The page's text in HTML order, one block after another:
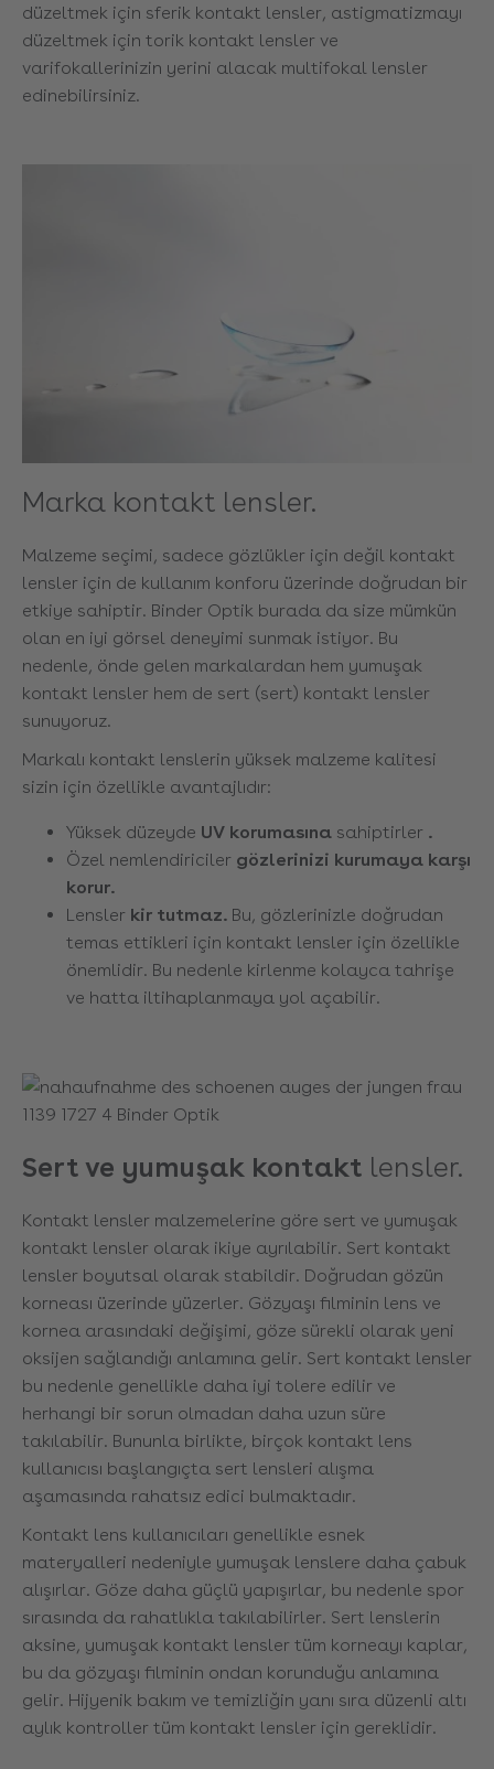
düzeltmek için sferik kontakt lensler, astigmatizmayı
düzeltmek için torik kontakt lensler ve
varifokallerinizin yerini alacak multifokal lensler
edinebilirsiniz.
Marka kontakt lensler.
Malzeme seçimi, sadece gözlükler için değil kontakt
lensler için de kullanım konforu üzerinde doğrudan bir
etkiye sahiptir. Binder Optik burada da size mümkün
olan en iyi görsel deneyimi sunmak istiyor. Bu
nedenle, önde gelen markalardan hem yumuşak
kontakt lensler hem de sert (sert) kontakt lensler
sunuyoruz.
Markalı kontakt lenslerin yüksek malzeme kalitesi
sizin için özellikle avantajlıdır:
Yüksek düzeyde UV korumasına sahiptirler .
Özel nemlendiriciler gözlerinizi kurumaya karşı
korur.
Lensler kir tutmaz. Bu, gözlerinizle doğrudan
temas ettikleri için kontakt lensler için özellikle
önemlidir. Bu nedenle kirlenme kolayca tahrişe
ve hatta iltihaplanmaya yol açabilir.
Sert ve yumuşak kontakt lensler.
Kontakt lensler malzemelerine göre sert ve yumuşak
kontakt lensler olarak ikiye ayrılabilir. Sert kontakt
lensler boyutsal olarak stabildir. Doğrudan gözün
korneası üzerinde yüzerler. Gözyaşı filminin lens ve
kornea arasındaki değişimi, göze sürekli olarak yeni
oksijen sağlandığı anlamına gelir. Sert kontakt lensler
bu nedenle genellikle daha iyi tolere edilir ve
herhangi bir sorun olmadan daha uzun süre
takılabilir. Bununla birlikte, birçok kontakt lens
kullanıcısı başlangıçta sert lensleri alışma
aşamasında rahatsız edici bulmaktadır.
Kontakt lens kullanıcıları genellikle esnek
materyalleri nedeniyle yumuşak lenslere daha çabuk
alışırlar. Göze daha güçlü yapışırlar, bu nedenle spor
sırasında da rahatlıkla takılabilirler. Sert lenslerin
aksine, yumuşak kontakt lensler tüm korneayı kaplar,
bu da gözyaşı filminin ondan korunduğu anlamına
gelir. Hijyenik bakım ve temizliğin yanı sıra düzenli altı
aylık kontroller tüm kontakt lensler için gereklidir.